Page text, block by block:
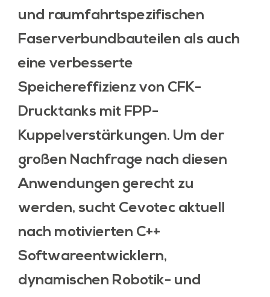
und raumfahrtspezifischen
Faserverbundbauteilen als auch
eine verbesserte
Speichereffizienz von CFK-
Drucktanks mit FPP-
Kuppelverstärkungen. Um der
großen Nachfrage nach diesen
Anwendungen gerecht zu
werden, sucht Cevotec aktuell
nach motivierten C++
Softwareentwicklern,
dynamischen Robotik- und